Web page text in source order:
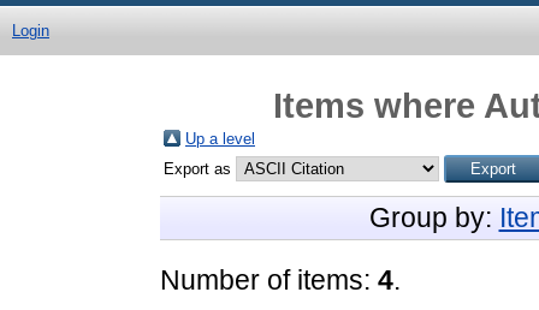
Login
Items where
Up a level
Export as
Group by:
Number of items: 4.